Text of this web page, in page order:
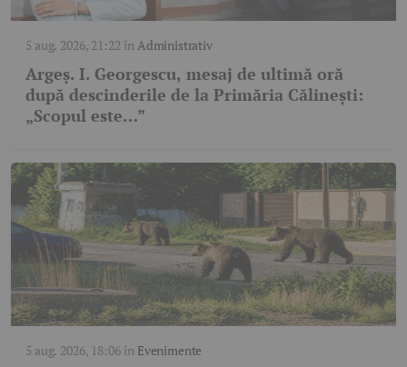
5 aug. 2026, 21:22 înAdministrativ
Argeș. I. Georgescu, mesaj de ultimă oră
după descinderile de la Primăria Călinești:
„Scopul este…”
5 aug. 2026, 18:06în Evenimente